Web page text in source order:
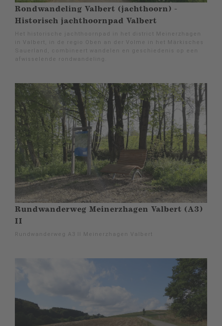
Rondwandeling Valbert (jachthoorn) -
Historisch jachthoornpad Valbert
Het historische jachthoornpad in het district Meinerzhagen
in Valbert, in de regio Oben an der Volme in het Märkisches
Sauerland, combineert wandelen en geschiedenis op een
afwisselende rondwandeling.
Rundwanderweg Meinerzhagen Valbert (A3)
II
Rundwanderweg A3 II Meinerzhagen Valbert